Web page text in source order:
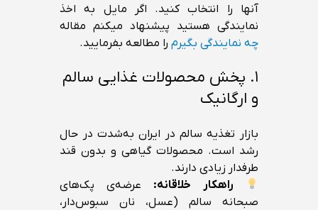
آنها را انتخاب کنید. اگر مایل به اخذ
نمایندگی هستید پیشنهاد میکنم مقاله
چه نمایندگی بگیرم را مطالعه بفرمایید.
۱. پخش محصولات غذایی سالم
و ارگانیک
بازار تغذیه سالم در ایران به‌شدت در حال
رشد است. محصولات گیاهی و بدون قند
طرفدار زیادی دارند.
راهکار خلاقانه: عرضه‌ی پک‌های
صبحانه سالم (عسل، نان سبوس‌دار،